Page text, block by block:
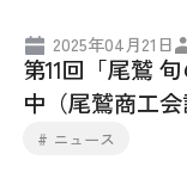
2025年04月21日
第11回「尾鷲
中（尾鷲商工会
# ニュース